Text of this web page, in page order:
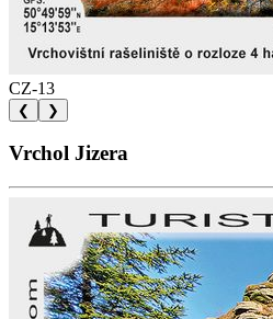
CZ-13
❮ ❯
Vrchol Jizera